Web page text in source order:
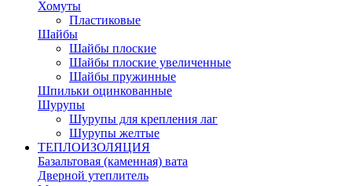
Хомуты
Пластиковые
Шайбы
Шайбы плоские
Шайбы плоские увеличенные
Шайбы пружинные
Шпильки оцинкованные
Шурупы
Шурупы для крепления лаг
Шурупы желтые
ТЕПЛОИЗОЛЯЦИЯ
Базальтовая (каменная) вата
Дверной утеплитель